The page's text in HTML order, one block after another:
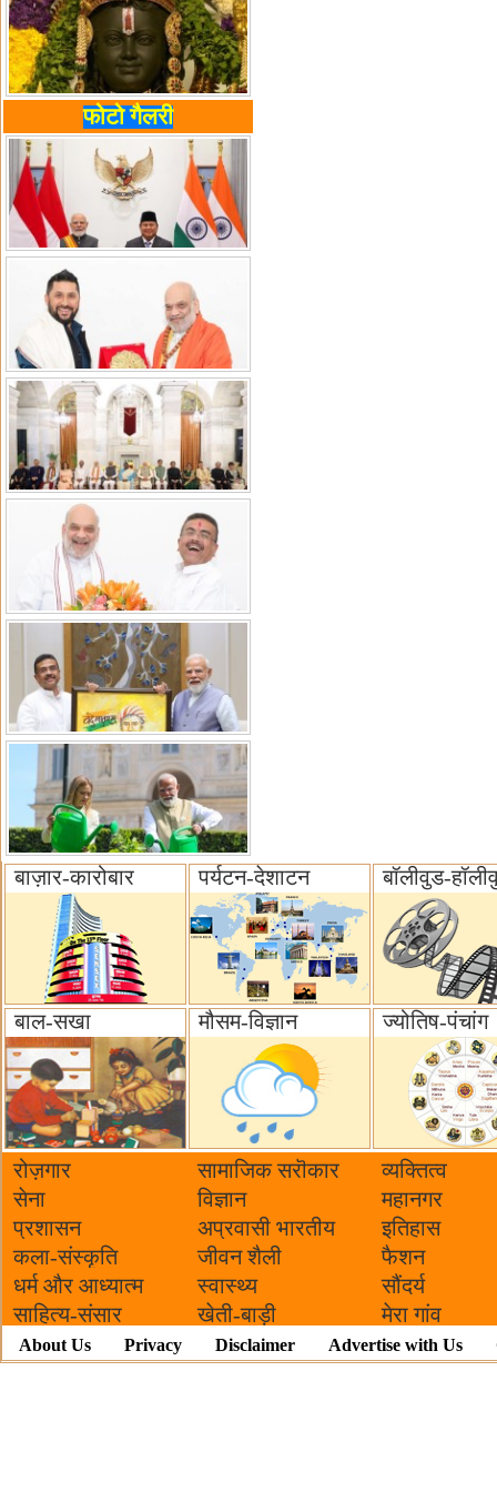
फोटो गैलरी
बाज़ार-कारोबार पर्यटन-देशाटन बॉलीवुड-
बाल-सखा मौसम-विज्ञान ज्योतिष-पंचांग
रोज़गार सामाजिक सरॊकार‌
व्यक्तित्व
सेना
विज्ञान
महानगर
प्रशासन
अप्रवासी भारतीय
इतिहास
कला-संस्कृति
जीवन शैली
फैशन
धर्म और आध्यात्म
स्वास्थ्य
सौंदर्य
साहित्य-संसार
खेती-बाड़ी मेरा गांव
About Us Privacy Disclaimer Advertise with Us